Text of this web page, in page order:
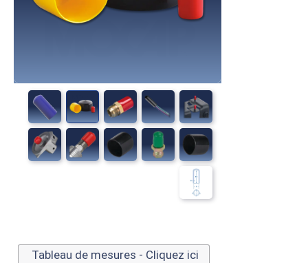
Tableau de mesures - Cliquez ici